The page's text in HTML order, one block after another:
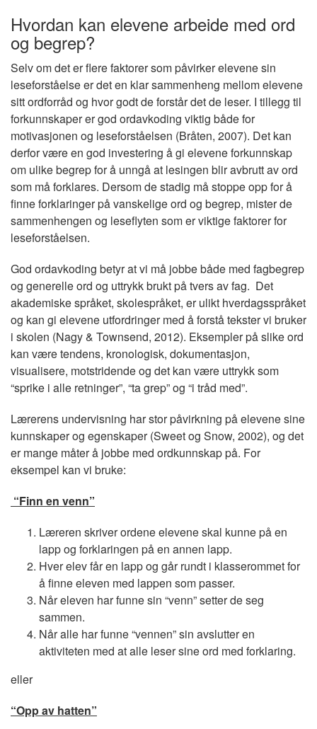
Hvordan kan elevene arbeide med ord
og begrep?
Selv om det er flere faktorer som påvirker elevene sin
leseforståelse er det en klar sammenheng mellom elevene
sitt ordforråd og hvor godt de forstår det de leser. I tillegg til
forkunnskaper er god ordavkoding viktig både for
motivasjonen og leseforståelsen (Bråten, 2007). Det kan
derfor være en god investering å gi elevene forkunnskap
om ulike begrep for å unngå at lesingen blir avbrutt av ord
som må forklares. Dersom de stadig må stoppe opp for å
finne forklaringer på vanskelige ord og begrep, mister de
sammenhengen og leseflyten som er viktige faktorer for
leseforståelsen.
God ordavkoding betyr at vi må jobbe både med fagbegrep
og generelle ord og uttrykk brukt på tvers av fag. Det
akademiske språket, skolespråket, er ulikt hverdagsspråket
og kan gi elevene utfordringer med å forstå tekster vi bruker
i skolen (Nagy & Townsend, 2012). Eksempler på slike ord
kan være tendens, kronologisk, dokumentasjon,
visualisere, motstridende og det kan være uttrykk som
“sprike i alle retninger”, “ta grep” og “i tråd med”.
Lærerens undervisning har stor påvirkning på elevene sine
kunnskaper og egenskaper (Sweet og Snow, 2002), og det
er mange måter å jobbe med ordkunnskap på. For
eksempel kan vi bruke:
“Finn en venn”
Læreren skriver ordene elevene skal kunne på en
lapp og forklaringen på en annen lapp.
Hver elev får en lapp og går rundt i klasserommet for
å finne eleven med lappen som passer.
Når eleven har funne sin “venn” setter de seg
sammen.
Når alle har funne “vennen” sin avslutter en
aktiviteten med at alle leser sine ord med forklaring.
eller
“Opp av hatten”